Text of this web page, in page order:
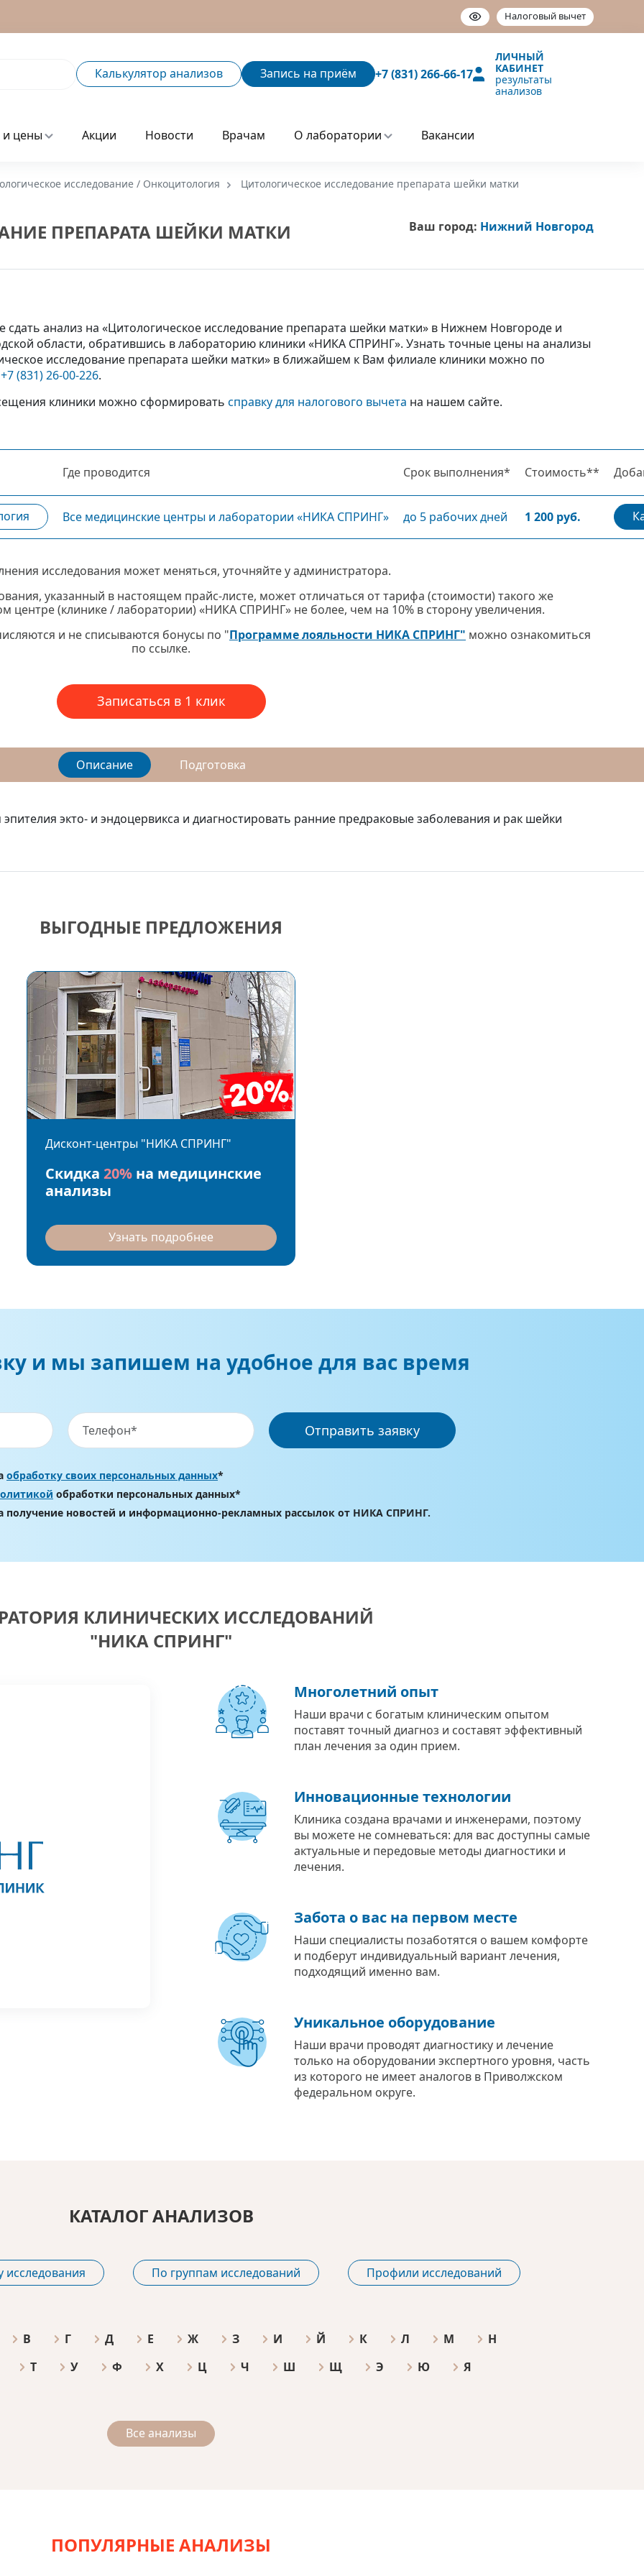
Налоговый вычет
Калькулятор анализов Запись на приём +7 (831) 266-66-17
ЛИЧНЫЙ
КАБИНЕТ
результаты
анализов
цены Акции Новости Врачам О лаборатории Вакансии
исследование / Онкоцитология Цитологическое исследование препарата шейки матки
ПРЕПАРАТА ШЕЙКИ МАТКИ Ваш город: Нижний Новгород
сдать анализ на «Цитологическое исследование препарата шейки матки» в Нижнем Новгороде и
области, обратившись в лабораторию клиники «НИКА СПРИНГ». Узнать точные цены на анализы
исследование препарата шейки матки» в ближайшем к Вам филиале клиники можно по
+7 (831) 26-00-226.
клиники можно сформировать справку для налогового вычета на нашем сайте.
Где проводится Срок выполнения* Стоимость**
Все медицинские центры и лаборатории «НИКА СПРИНГ» до 5 рабочих дней 1 200 руб.
исследования может меняться, уточняйте у администратора.
указанный в настоящем прайс-листе, может отличаться от тарифа (стоимости) такого же
центре (клинике / лаборатории) «НИКА СПРИНГ» не более, чем на 10% в сторону увеличения.
и не списываются бонусы по "Программе лояльности НИКА СПРИНГ" можно ознакомиться
по ссылке.
Записаться в 1 клик
Описание Подготовка
экто- и эндоцервикса и диагностировать ранние предраковые заболевания и рак шейки
ВЫГОДНЫЕ ПРЕДЛОЖЕНИЯ
Дисконт-центры "НИКА СПРИНГ"
Скидка 20%на медицинские
анализы
Узнать подробнее
и мы запишем на удобное для вас время
Отправить заявку
обработку своих персональных данных*
обработки персональных данных*
получение новостей и информационно-рекламных рассылок от НИКА СПРИНГ.
КЛИНИЧЕСКИХ ИССЛЕДОВАНИЙ
"НИКА СПРИНГ"
Многолетний опыт
Наши врачи с богатым клиническим опытом
поставят точный диагноз и составят эффективный
план лечения за один прием.
Инновационные технологии
Клиника создана врачами и инженерами, поэтому
вы можете не сомневаться: для вас доступны самые
актуальные и передовые методы диагностики и
лечения.
Забота о вас на первом месте
Наши специалисты позаботятся о вашем комфорте
и подберут индивидуальный вариант лечения,
подходящий именно вам.
Уникальное оборудование
Наши врачи проводят диагностику и лечение
только на оборудовании экспертного уровня, часть
из которого не имеет аналогов в Приволжском
федеральном округе.
КАТАЛОГ АНАЛИЗОВ
исследования По группам исследований Профили исследований
В Г Д Е Ж З И Й К Л М
Н
Т
У Ф Х Ц Ч Ш Щ Э Ю Я
Все анализы
ПОПУЛЯРНЫЕ АНАЛИЗЫ